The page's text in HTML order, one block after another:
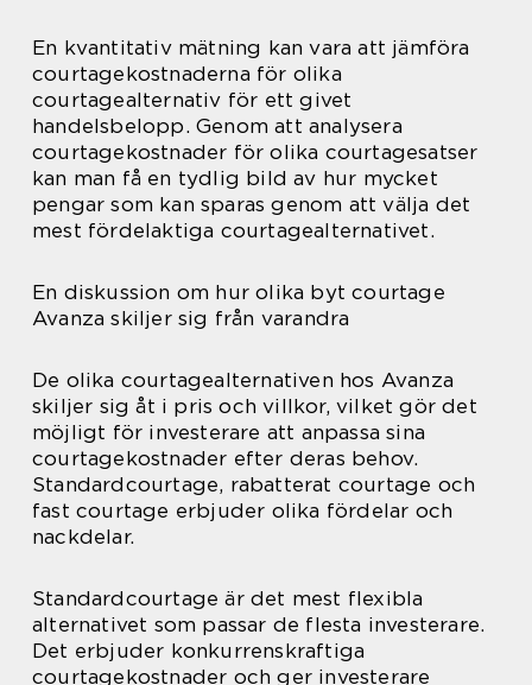
En kvantitativ mätning kan vara att jämföra
courtagekostnaderna för olika
courtagealternativ för ett givet
handelsbelopp. Genom att analysera
courtagekostnader för olika courtagesatser
kan man få en tydlig bild av hur mycket
pengar som kan sparas genom att välja det
mest fördelaktiga courtagealternativet.
En diskussion om hur olika byt courtage
Avanza skiljer sig från varandra
De olika courtagealternativen hos Avanza
skiljer sig åt i pris och villkor, vilket gör det
möjligt för investerare att anpassa sina
courtagekostnader efter deras behov.
Standardcourtage, rabatterat courtage och
fast courtage erbjuder olika fördelar och
nackdelar.
Standardcourtage är det mest flexibla
alternativet som passar de flesta investerare.
Det erbjuder konkurrenskraftiga
courtagekostnader och ger investerare